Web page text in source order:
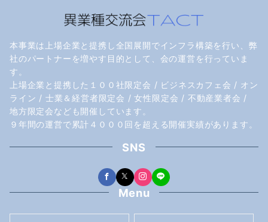
本事業は上場企業と提携し全国展開でインフラ構築を行い、弊
社のパートナーを増やす目的として、会の運営を行っていま
す。
上場企業と提携した１００社限定会 / ビジネスカフェ会 / オン
ライン / 士業＆経営者限定会 / 女性限定会 / 不動産業者会 /
地方限定会なども開催しています。
９年間の運営で累計４０００回を超える開催実績があります。
SNS
Menu